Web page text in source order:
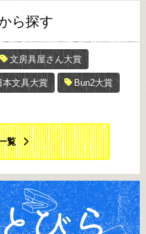
ら探す
文房具屋さん大賞
本文具大賞 Bun2大賞
覧